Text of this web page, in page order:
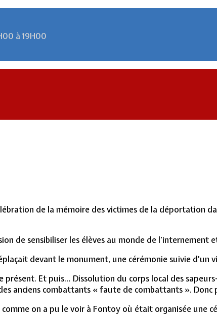
à 19H00
de la mémoire des victimes de la déportation
de sensibiliser les élèves au monde de l'internement
devant le monument, une cérémonie suivie d’un
Et puis… Dissolution du corps local des
anciens combattants « faute de combattants ». Donc
on a pu le voir à Fontoy où était organisée une